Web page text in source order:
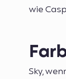
wie
Sky,